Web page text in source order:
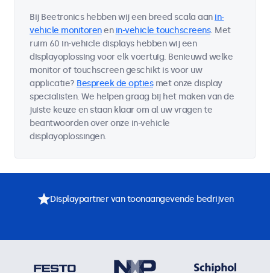
Bij Beetronics hebben wij een breed scala aan in-
vehicle monitorenen in-vehicle touchscreens. Met
ruim 60 in-vehicle displays hebben wij een
displayoplossing voor elk voertuig. Benieuwd welke
monitor of touchscreen geschikt is voor uw
applicatie? Bespreek de optiesmet onze display
specialisten. We helpen graag bij het maken van de
juiste keuze en staan klaar om al uw vragen te
beantwoorden over onze in-vehicle
displayoplossingen.
Displaypartner van toonaangevende bedrijven